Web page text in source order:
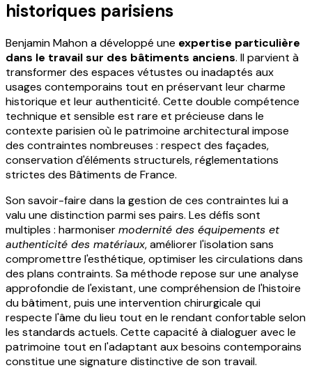
historiques parisiens
Benjamin Mahon a développé une expertise particulière
dans le travail sur des bâtiments anciens. Il parvient à
transformer des espaces vétustes ou inadaptés aux
usages contemporains tout en préservant leur charme
historique et leur authenticité. Cette double compétence
technique et sensible est rare et précieuse dans le
contexte parisien où le patrimoine architectural impose
des contraintes nombreuses : respect des façades,
conservation d'éléments structurels, réglementations
strictes des Bâtiments de France.
Son savoir-faire dans la gestion de ces contraintes lui a
valu une distinction parmi ses pairs. Les défis sont
multiples : harmonisermodernité des équipements et
authenticité des matériaux, améliorer l'isolation sans
compromettre l'esthétique, optimiser les circulations dans
des plans contraints. Sa méthode repose sur une analyse
approfondie de l'existant, une compréhension de l'histoire
du bâtiment, puis une intervention chirurgicale qui
respecte l'âme du lieu tout en le rendant confortable selon
les standards actuels. Cette capacité à dialoguer avec le
patrimoine tout en l'adaptant aux besoins contemporains
constitue une signature distinctive de son travail.